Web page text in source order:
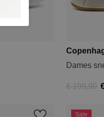
Dames
€ 199,90
Sale